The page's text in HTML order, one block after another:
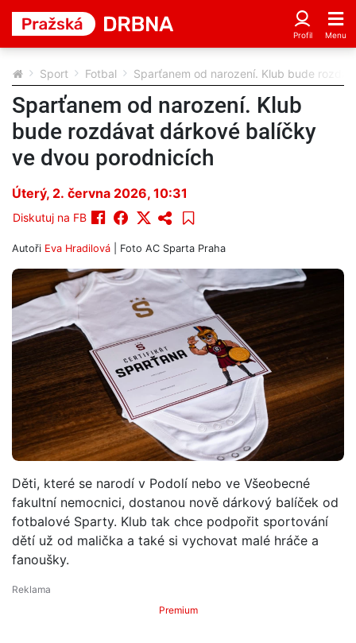
Sport Fotbal Sparťanem od narození. Klub bude
Sparťanem od narození. Klub
bude rozdávat dárkové balíčky
ve dvou porodnicích
Úterý, 2. června 2026, 10:31
Diskutuj na FB
Autoři Eva Hradilová | Foto AC Sparta Praha
Děti, které se narodí v Podolí nebo ve Všeobecné
fakultní nemocnici, dostanou nově dárkový balíček od
fotbalové Sparty. Klub tak chce podpořit sportování
dětí už od malička a také si vychovat malé hráče a
fanoušky.
Premium